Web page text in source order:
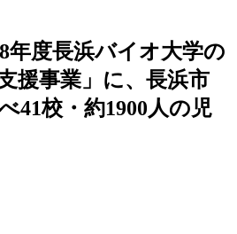
年度長浜バイオ大学の
援事業」に、長浜市
41校・約1900人の児